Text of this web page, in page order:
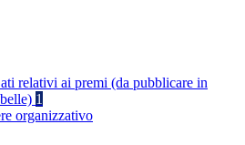
relativi ai premi (da pubblicare in
1
organizzativo